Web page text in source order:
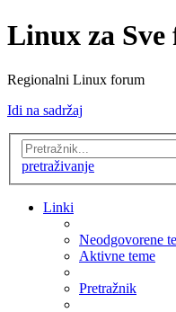
Linux za
Regionalni Linux forum
Idi na sadržaj
pretraživanje
Linki
Neodgovorene
Aktivne teme
Pretražnik